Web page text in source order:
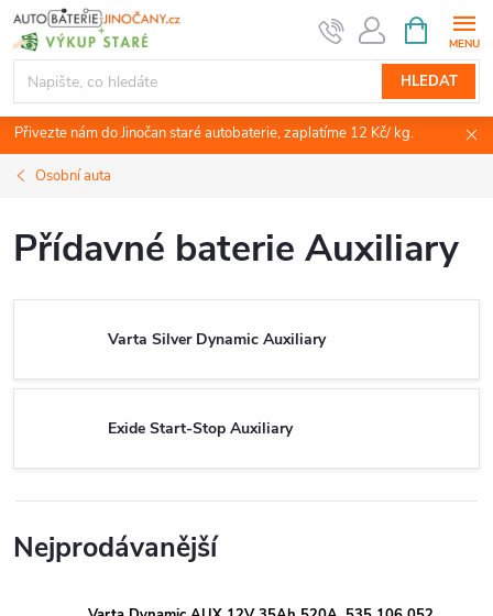
Přejít
na
obsah
HLEDAT
NÁKUPNÍ
KOŠÍK
Přivezte nám do Jinočan staré autobaterie, zaplatíme 12 Kč/ kg.
Osobní auta
Přídavné baterie Auxiliary
Varta Silver Dynamic Auxiliary
Exide Start-Stop Auxiliary
Nejprodávanější